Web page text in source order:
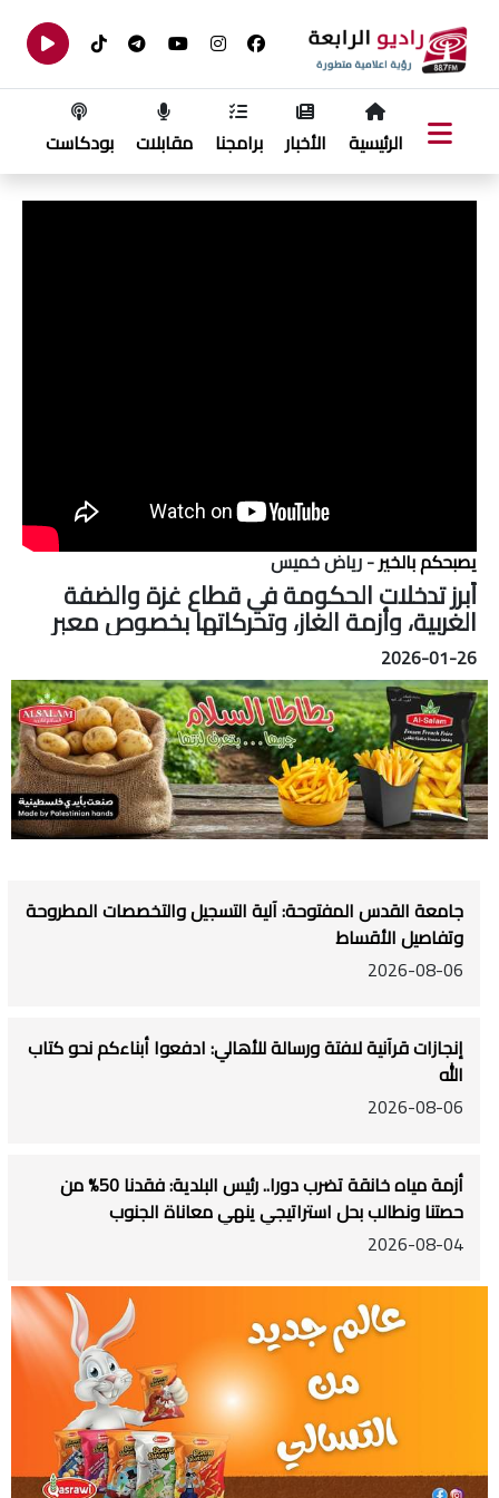
الرئيسية الأخبار برامجنا مقابلات بودكاست
يصبحكم بالخير- رياض خميس
أبرز تدخلات الحكومة في قطاع غزة والضفة
الغربية، وأزمة الغاز، وتحركاتها بخصوص معبر
الكرامة
2026-01-26
جامعة القدس المفتوحة: آلية التسجيل والتخصصات المطروحة
وتفاصيل الأقساط
2026-08-06
إنجازات قرآنية لافتة ورسالة للأهالي: ادفعوا أبناءكم نحو كتاب
الله
2026-08-06
أزمة مياه خانقة تضرب دورا.. رئيس البلدية: فقدنا 50% من
حصتنا ونطالب بحل استراتيجي ينهي معاناة الجنوب
2026-08-04